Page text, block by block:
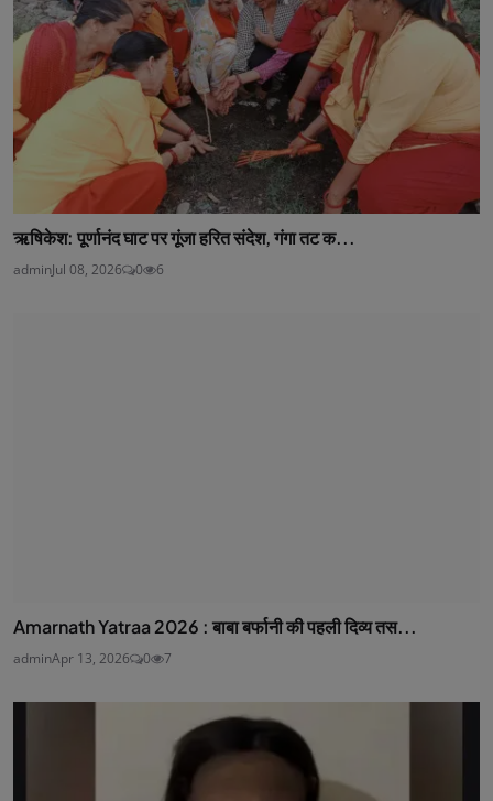
ऋषिकेश: पूर्णानंद घाट पर गूंजा हरित संदेश, गंगा तट क...
adminJul 08, 2026 0 6
Amarnath Yatraa 2026 : बाबा बर्फानी की पहली दिव्य तस...
adminApr 13, 2026 0 7